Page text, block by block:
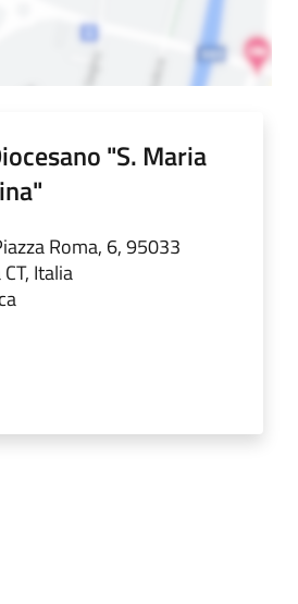
"S. Maria
Roma, 6, 95033
Italia